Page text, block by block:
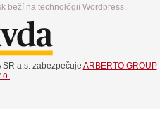
beží na technológií Wordpress.
a.s. zabezpečuje ARBERTO GROUP